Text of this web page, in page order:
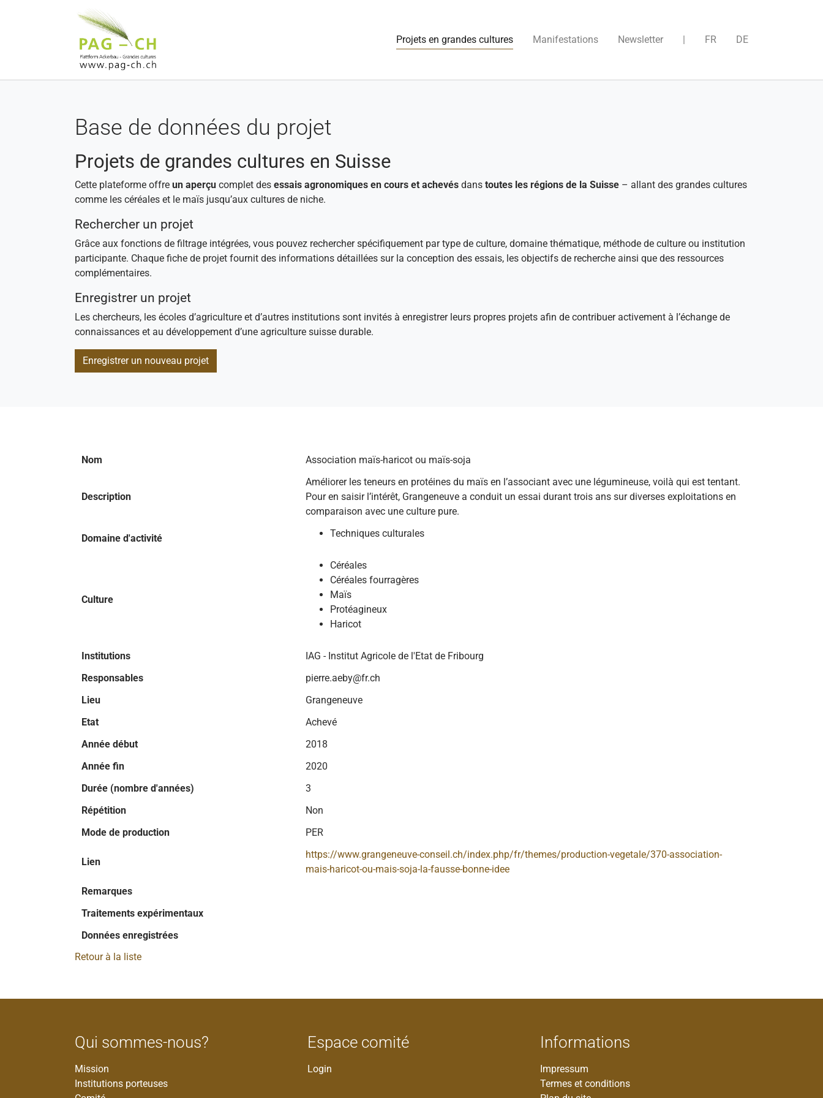
Projets en grandes cultures(current)Manifestations Newsletter | FR DE
Base de données du projet
Projets de grandes cultures en Suisse
Cette plateforme offre un aperçu complet des essais agronomiques en cours et achevés dans toutes les régions de la Suisse – allant des grandes cultures
comme les céréales et le maïs jusqu’aux cultures de niche.
Rechercher un projet
Grâce aux fonctions de filtrage intégrées, vous pouvez rechercher spécifiquement par type de culture, domaine thématique, méthode de culture ou institution
participante. Chaque fiche de projet fournit des informations détaillées sur la conception des essais, les objectifs de recherche ainsi que des ressources
complémentaires.
Enregistrer un projet
Les chercheurs, les écoles d’agriculture et d’autres institutions sont invités à enregistrer leurs propres projets afin de contribuer activement à l’échange de
connaissances et au développement d’une agriculture suisse durable.
Enregistrer un nouveau projet
Nom Association maïs-haricot ou maïs-soja
Description
Améliorer les teneurs en protéines du maïs en l’associant avec une légumineuse, voilà qui est tentant.
Pour en saisir l’intérêt, Grangeneuve a conduit un essai durant trois ans sur diverses exploitations en
comparaison avec une culture pure.
Domaine d'activité Techniques culturales
Culture
Céréales
Céréales fourragères
Maïs
Protéagineux
Haricot
Institutions
IAG - Institut Agricole de l'Etat de Fribourg
Responsables
pierre.aeby@fr.ch
Lieu
Grangeneuve
Etat
Achevé
Année début
2018
Année fin
2020
Durée (nombre d'années)
3
Répétition
Non
Mode de production
PER
Lien
https://www.grangeneuve-conseil.ch/index.php/fr/themes/production-vegetale/370-association-
mais-haricot-ou-mais-soja-la-fausse-bonne-idee
Remarques
Traitements expérimentaux
Données enregistrées
Retour à la liste
Qui sommes-nous?
Mission
Institutions porteuses
Espace comité
Login
Informations
Impressum
Termes et conditions